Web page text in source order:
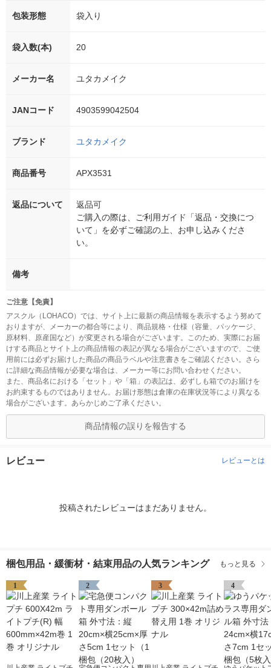
包装形態 袋入り
袋入数(本) 20
メーカー名 ユタカメイク
JANコード 4903599042504
ブランド ユタカメイク
商品番号 APX3531
返品について
返品可
ご購入の際は、ご利用ガイド「返品・交換につ
いて」を必ずご確認の上、お申し込みくださ
い。
備考
ご注意【免責】
アスクル（LOHACO）では、サイト上に最新の商品情報を表示するよう努めて
おりますが、メーカーの都合等により、商品規格・仕様（容量、パッケージ、
原材料、原産国など）が変更される場合がございます。このため、実際にお届
けする商品とサイト上の商品情報の表記が異なる場合がございますので、ご使
用前には必ずお届けした商品の商品ラベルや注意書きをご確認ください。さら
に詳細な商品情報が必要な場合は、メーカー等にお問い合わせください。
また、商品名における「セット」や「箱」の表記は、必ずしも箱でのお届けを
お約束するものではありません。お届け形態は倉庫の在庫状況等により異なる
場合がございます。あらかじめご了承ください。
商品情報の誤りを報告する
レビュー レビューとは
投稿されたレビューはまだありません。
梱包用品・緩衝材・結束用品の人気ランキング もっと見る
1 2 3 4